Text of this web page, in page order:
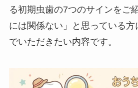
る初期虫歯の7つのサインをご
には関係ない」と思っている
でいただきたい内容です。